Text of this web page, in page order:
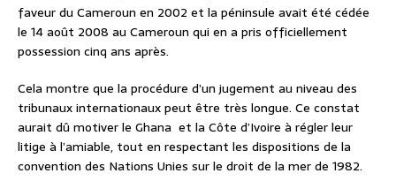
faveur du Cameroun en 2002 et la péninsule avait été cédée
le 14 août 2008 au Cameroun qui en a pris officiellement
possession cinq ans après.
Cela montre que la procédure d’un jugement au niveau des
tribunaux internationaux peut être très longue. Ce constat
aurait dû motiver le Ghana et la Côte d’Ivoire à régler leur
litige à l’amiable, tout en respectant les dispositions de la
convention des Nations Unies sur le droit de la mer de 1982.